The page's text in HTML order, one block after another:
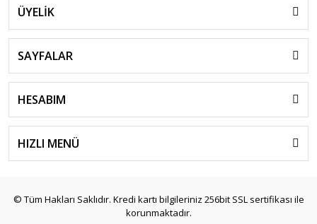
ÜYELİK
SAYFALAR
HESABIM
HIZLI MENÜ
© Tüm Hakları Saklıdır. Kredi kartı bilgileriniz 256bit SSL sertifikası ile
korunmaktadır.